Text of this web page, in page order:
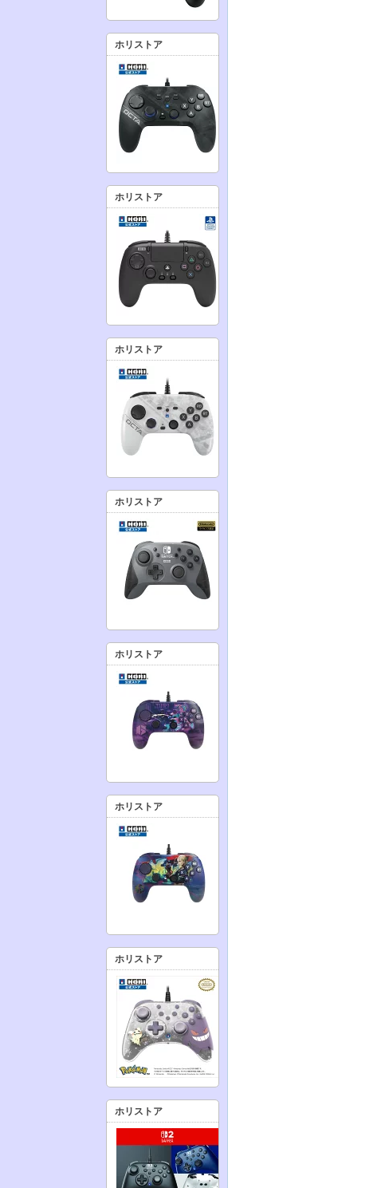
ホリストア
ホリストア
ホリストア
ホリストア
ホリストア
ホリストア
ホリストア
ホリストア